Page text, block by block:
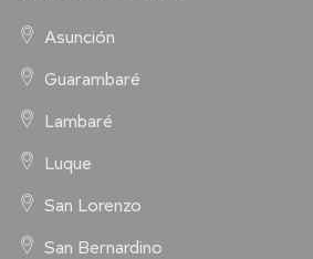
Asunción
Guarambaré
Lambaré
Luque
San Lorenzo
San Bernardino